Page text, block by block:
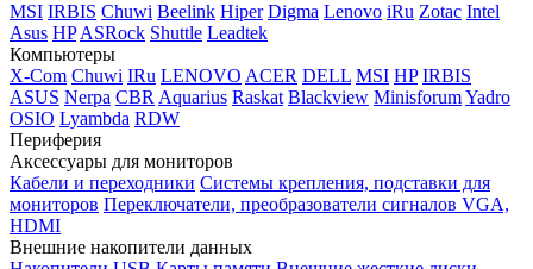
MSI IRBIS Chuwi Beelink Hiper Digma Lenovo iRu Zotac Intel
Asus HP ASRock Shuttle Leadtek
Компьютеры
X-Com Chuwi IRu LENOVO ACER DELL MSI HP IRBIS
ASUS Nerpa CBR Aquarius Raskat Blackview MinisforumYadro
OSIO Lyambda RDW
Периферия
Аксессуары для мониторов
Кабели и переходники Системы крепления, подставки для
мониторов Переключатели, преобразователи сигналов VGA,
HDMI
Внешние накопители данных